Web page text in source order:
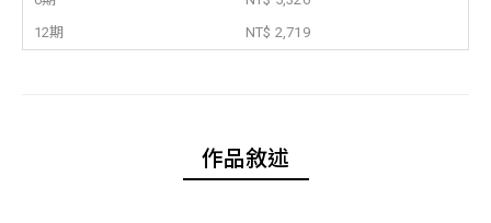
12期
NT$ 2,719
作品敘述